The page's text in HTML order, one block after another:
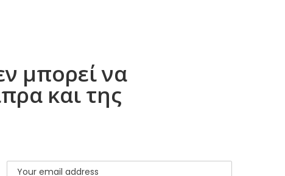
μπορεί να
και της